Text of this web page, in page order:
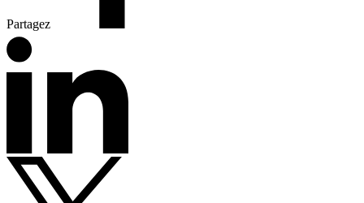
Partagez